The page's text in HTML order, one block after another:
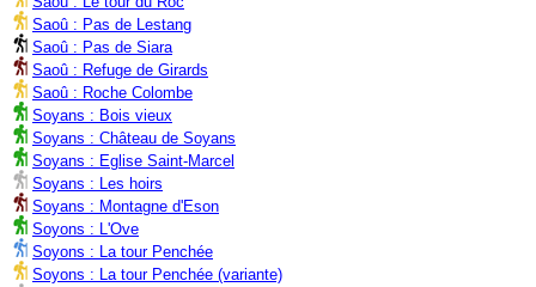
Saoû : Pas de Lestang
Saoû : Pas de Siara
Saoû : Refuge de Girards
Saoû : Roche Colombe
Soyans : Bois vieux
Soyans : Château de Soyans
Soyans : Eglise Saint-Marcel
Soyans : Les hoirs
Soyans : Montagne d'Eson
Soyons : L'Ove
Soyons : La tour Penchée
Soyons : La tour Penchée (variante)